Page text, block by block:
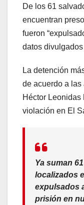
De los 61
encuentran
fueron
datos
La detención
de acuerdo a las
Héctor Leonidas
violación en El
Ya suman
localizados
expulsados
prisión en